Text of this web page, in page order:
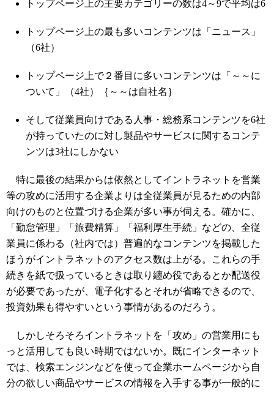
トップページ上の主要カテゴリーの数は4～9で平均は6
トップページ上の最も多いコンテンツは「ニュース」
（6社）
トップページ上で２番目に多いコンテンツは「～～に
ついて」（4社）｛～～は自社名｝
そして従業員向けである人事・総務系コンテンツを6社
が持っていたのに対し製品やサービスに関するコンテ
ンツは3社にしかない
特に最後の結果からは依然としてイントラネットを営業
等の攻めに活用する企業よりは全従業員が見るための内部
向けのものと位置づける企業が多い事が伺える。確かに、
「勤怠管理」「旅費精算」「福利厚生手続」などの、全従
業員に係わる（社内では）普遍的なコンテンツを掲載した
ほうがイントラネットのアクセス数は上がる。これらの手
続きを紙で扱っているときは取り纏め役であるとか配送役
が必要であったが、電子化するとそれが省略できるので、
投資効果も得やすいという事情があるのだろう。
しかしそろそろイントラネットを「攻め」の営業用にも
っと活用しても良い時期ではないか。既にインターネット
では、検索エンジンなどを使って企業ホームページから自
分の欲しい商品やサービスの情報を入手する事が一般的に